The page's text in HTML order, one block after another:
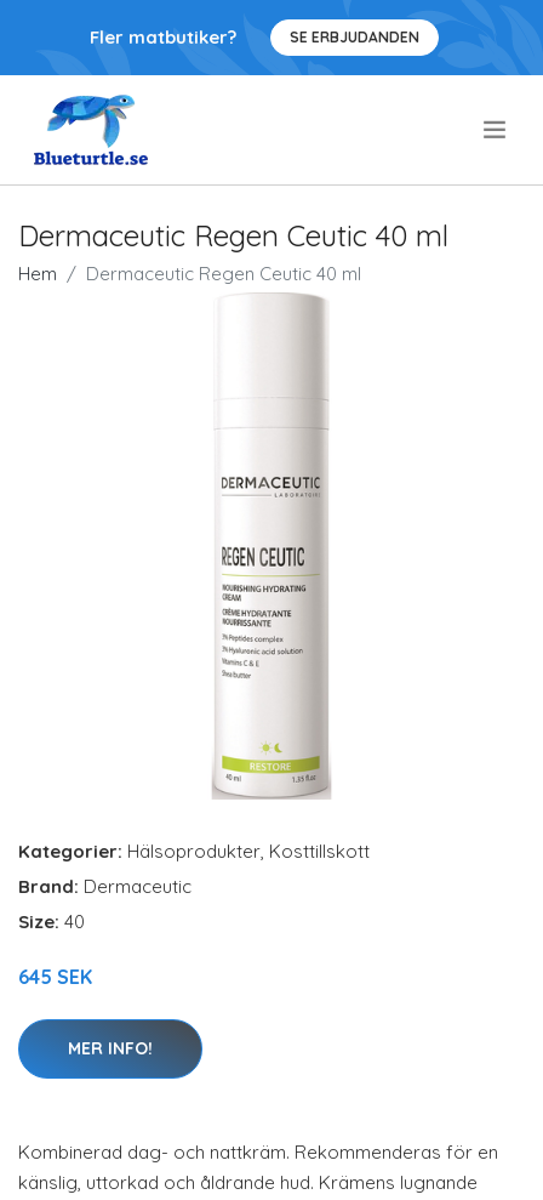
Fler matbutiker? SE ERBJUDANDEN
Dermaceutic Regen Ceutic 40 ml
Hem Dermaceutic Regen Ceutic 40 ml
Kategorier: Hälsoprodukter, Kosttillskott
Brand: Dermaceutic
Size: 40
645 SEK
MER INFO!
Kombinerad dag- och nattkräm. Rekommenderas för en
känslig, uttorkad och åldrande hud. Krämens lugnande